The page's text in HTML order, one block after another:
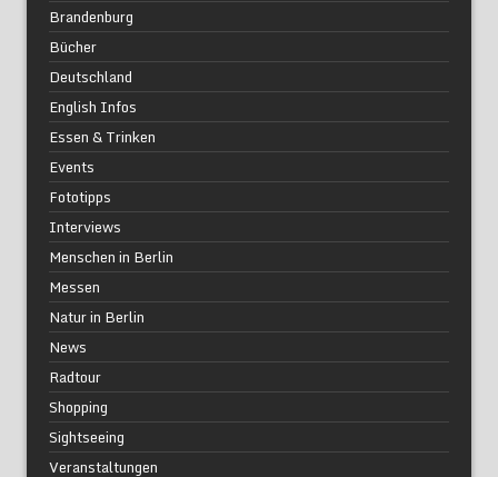
Brandenburg
Bücher
Deutschland
English Infos
Essen & Trinken
Events
Fototipps
Interviews
Menschen in Berlin
Messen
Natur in Berlin
News
Radtour
Shopping
Sightseeing
Veranstaltungen